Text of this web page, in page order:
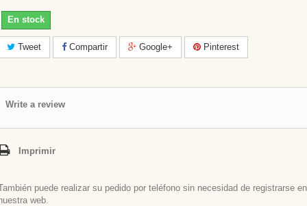
En stock
Tweet Compartir Google+ Pinterest
Write a review
Imprimir
puede realizar su pedido por teléfono sin necesidad de registrarse en
web.